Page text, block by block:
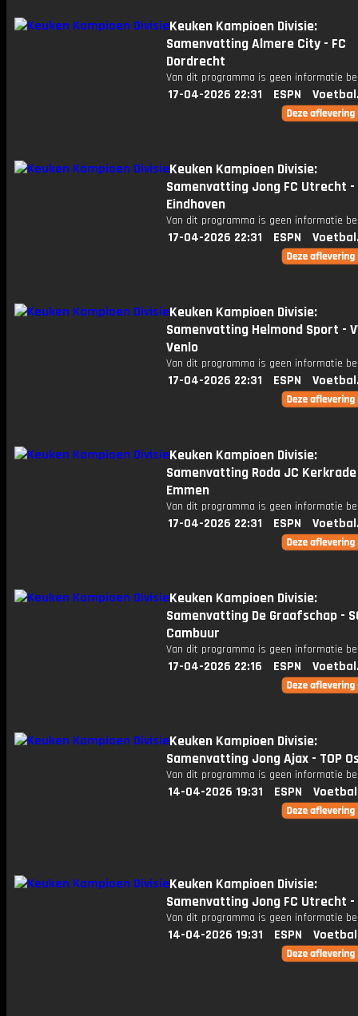
Keuken Kampioen Divisie:
Samenvatting Almere City - FC
Dordrecht
Van dit programma is geen informatie
17-04-2026 22:31 ESPN
Keuken Kampioen Divisie:
Samenvatting Jong FC Utrecht -
Eindhoven
Van dit programma is geen informatie
17-04-2026 22:31 ESPN
Keuken Kampioen Divisie:
Samenvatting Helmond Sport -
Venlo
Van dit programma is geen informatie
17-04-2026 22:31 ESPN
Keuken Kampioen Divisie:
Samenvatting Roda JC Kerkrade
Emmen
Van dit programma is geen informatie
17-04-2026 22:31 ESPN
Keuken Kampioen Divisie:
Samenvatting De Graafschap -
Cambuur
Van dit programma is geen informatie
17-04-2026 22:16 ESPN
Keuken Kampioen Divisie:
Samenvatting Jong Ajax - TOP
Van dit programma is geen informatie
14-04-2026 19:31 ESPN
Keuken Kampioen Divisie:
Samenvatting Jong FC Utrecht
Van dit programma is geen informatie
14-04-2026 19:31 ESPN